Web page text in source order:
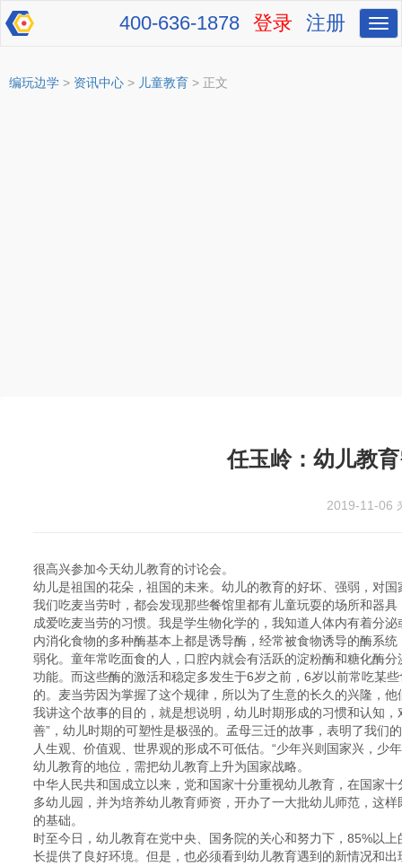
切
换
注册
登录
400-636-1878
编玩边学 > 资讯中心 > 儿童教育 > 正文
任玉岭：幼儿教
2019-11-06
很高兴参加今天幼儿教育的讨论会。
幼儿是祖国的花朵，祖国的未来。幼儿的教育的好坏、强弱，对
我们吃麦当劳时，都会发现那些餐馆里都有儿童玩耍的场所和器
成爱吃麦当劳的习惯。我是学生物化学的，我知道人体内有着分
内消化食物的多种酶基本上都是诱导酶，经常被食物诱导的酶系
弱化。童年常吃面食的人，口腔内就会有活跃的淀粉酶和糖化酶
功能。而这些酶的激活和稳定多发生于6岁之前，6岁以前常吃某
的。麦当劳因为掌握了这个规律，所以为了生意的长久的兴隆，
我讲这个故事的目的，就是想说明，幼儿时期形成的习惯和认知
善”，幼儿时期的可塑性是极强的。孟母三迁的故事，表明了我们
人生观、价值观、世界观的形成不可低估。“少年兴则国家兴，少
幼儿教育的地位，需把幼儿教育上升为国家战略。
中华人民共和国成立以来，党和国家十分重视幼儿教育，在国家
多幼儿园，并为培养幼儿教育师资，开办了一大批幼儿师范，这
的基础。
时至今日，幼儿教育在党中央、国务院的关心和努力下，85%以
长提供了良好环境。但是，也必须看到幼儿教育遇到的新情况和